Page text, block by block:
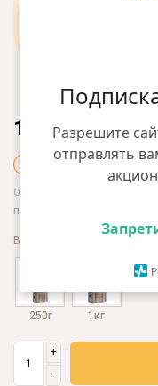
Разрешите
отправлять
1900.00 грн
+19 грн бонусов
Оптом:
при общей сумме заказа
Варианты фасовки
250г 1кг
+
-